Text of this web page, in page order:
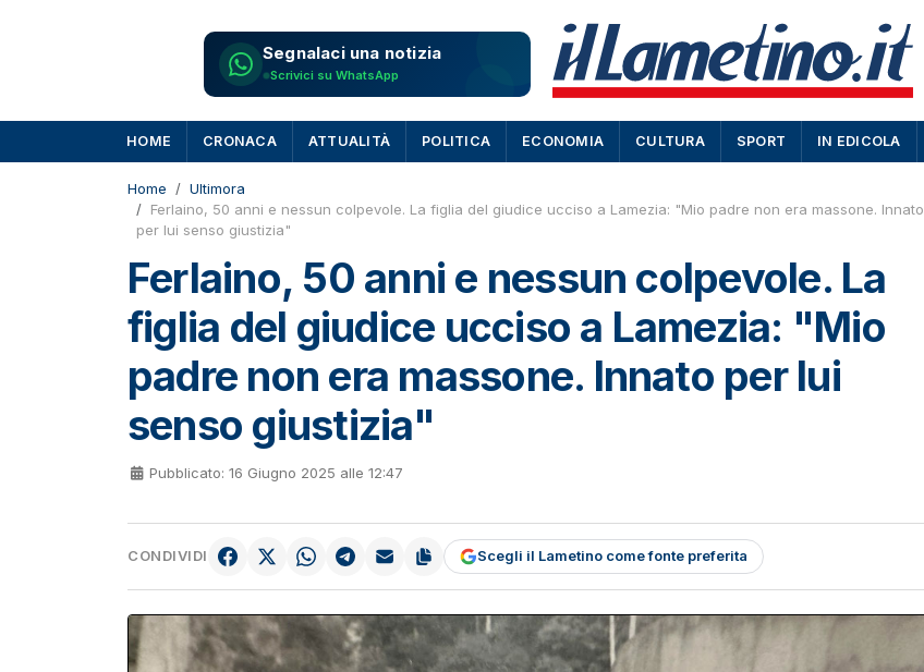
Segnalaci una notizia
Scrivici su WhatsApp
HOME CRONACA ATTUALITÀ POLITICA ECONOMIA CULTURA SPORT IN EDICOLA
Home
Ultimora
Ferlaino, 50 anni e nessun colpevole. La figlia del giudice ucciso a Lamezia: "Mio padre non era massone. Innato
per lui senso giustizia"
Ferlaino, 50 anni e nessun colpevole. La
figlia del giudice ucciso a Lamezia: "Mio
padre non era massone. Innato per lui
senso giustizia"
Pubblicato: 16 Giugno 2025 alle 12:47
CONDIVIDI Scegli il Lametino come fonte preferita